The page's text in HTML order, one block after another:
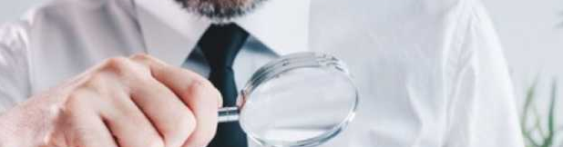
riesgo
ante
DIAN
por